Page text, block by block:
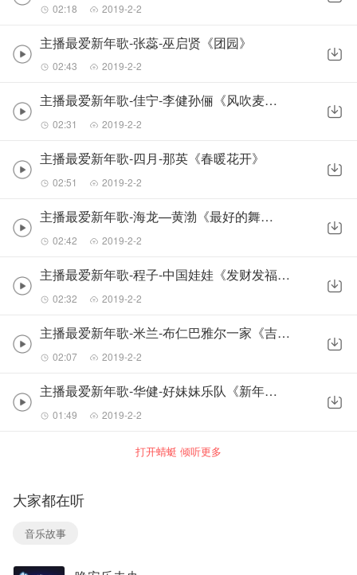
02:18 2019-2-2
主播最爱新年歌-张蕊-巫启贤《团园》
02:43 2019-2-2
主播最爱新年歌-佳宁-李健孙俪《风吹麦浪》
02:31 2019-2-2
主播最爱新年歌-四月-那英《春暖花开》
02:51 2019-2-2
主播最爱新年歌-海龙—黄渤《最好的舞台》
02:42 2019-2-2
主播最爱新年歌-程子-中国娃娃《发财发福中国年》
02:32 2019-2-2
主播最爱新年歌-米兰-布仁巴雅尔一家《吉祥三宝》
02:07 2019-2-2
主播最爱新年歌-华健-好妹妹乐队《新年快乐》
01:49 2019-2-2
打开蜻蜓 倾听更多
大家都在听
音乐故事